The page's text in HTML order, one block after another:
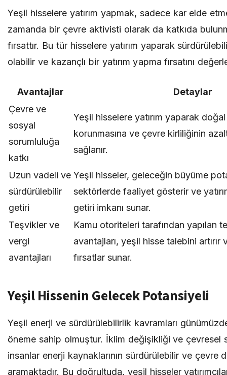
Yeşil hisselere yatırım yapmak, sadece kar elde
zamanda bir çevre aktivisti olarak da katkıda
fırsattır. Bu tür hisselere yatırım yaparak
olabilir ve kazançlı bir yatırım yapma fırsatını
Avantajlar
Detaylar
Çevre ve
sosyal
sorumluluğa
katkı
Yeşil hisselere yatırım yaparak
korunmasına ve çevre kirliliğinin
sağlanır.
Uzun vadeli ve
sürdürülebilir
getiri
Yeşil hisseler, geleceğin büyüme
sektörlerde faaliyet gösterir ve
getiri imkanı sunar.
Teşvikler ve
vergi
avantajları
Kamu otoriteleri tarafından yapılan
avantajları, yeşil hisse talebini artırır
fırsatlar sunar.
Yeşil Hissenin Gelecek Potansiyeli
Yeşil enerji ve sürdürülebilirlik kavramları
öneme sahip olmuştur. İklim değişikliği ve çevresel
insanlar enerji kaynaklarının sürdürülebilir ve çevre
aramaktadır. Bu doğrultuda, yeşil hisseler